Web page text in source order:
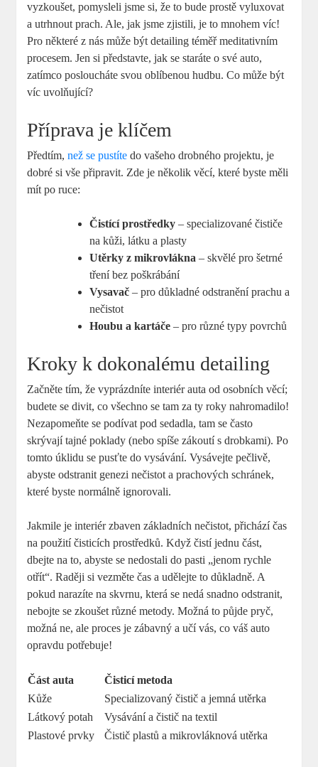
vyzkoušet, pomysleli jsme si, že to ⁤bude⁤ prostě ⁣vyluxovat
a ⁢utrhnout ‍prach. Ale, jak jsme zjistili, je ⁣to mnohem víc!
Pro některé z nás může být detailing téměř meditativním
procesem. Jen si⁢ představte, jak se staráte o své auto,​
zatímco posloucháte svou oblíbenou hudbu. Co může být
víc uvolňující?
Příprava je‍ klíčem
Předtím, ‍než se pustíte do vašeho drobného​ projektu, je
dobré si vše ⁣připravit. Zde je několik věcí, které byste⁣ měli
⁢mít‌ po ruce:
Čistící prostředky – ‍specializované čističe
na kůži, látku a plasty
Utěrky z mikrovlákna – skvělé pro šetrné
tření bez‍ poškrábání
Vysavač ⁢– pro důkladné odstranění prachu a
nečistot
Houbu a kartáče – pro různé typy⁤ povrchů
Kroky ‍k dokonalému detailing
Začněte tím, že vyprázdníte interiér auta od osobních věcí;⁣
budete se divit,⁤ co všechno ‌se tam za‍ ty ⁤roky nahromadilo!
Nezapomeňte se podívat pod ‍sedadla, tam‌ se často
skrývají tajné poklady (nebo spíše zákoutí s drobkami). Po
⁢tomto ⁤úklidu se pusťte do vysávání. Vysávejte pečlivě,
abyste odstranit genezi nečistot a prachových schránek,
které byste ⁣normálně ​ignorovali.
Jakmile je interiér zbaven základních⁤ nečistot, přichází čas
na⁤ použití čisticích ​prostředků. ⁣Když čistí jednu část,
dbejte na to,⁣ abyste se nedostali do pasti „jenom rychle ​
otřít“. Raději ‌si vezměte čas a udělejte to důkladně. ⁤A
pokud ⁢narazíte na skvrnu, která se nedá snadno odstranit, ​
nebojte se zkoušet různé metody. Možná to​ půjde pryč,
možná ne,‌ ale proces je zábavný a​ učí vás, co váš auto
opravdu potřebuje!
Část auta
Čisticí metoda
Kůže
Specializovaný čistič a jemná utěrka
Látkový potah
Vysávání a čistič na textil
Plastové prvky
Čistič ⁤plastů a mikrovláknová utěrka